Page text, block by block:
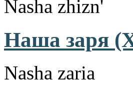
Nasha zhizn'
Наша заря
Nasha zaria